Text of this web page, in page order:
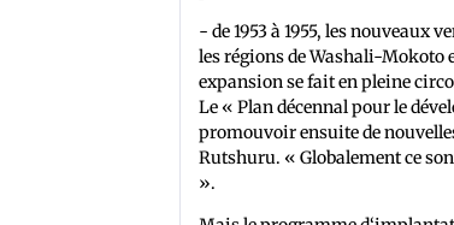
- de 1953 à 1955, les
les régions de Washali-Mokoto
expansion se fait en pleine
Le « Plan décennal pour le
promouvoir ensuite de
Rutshuru. « Globalement ce
».